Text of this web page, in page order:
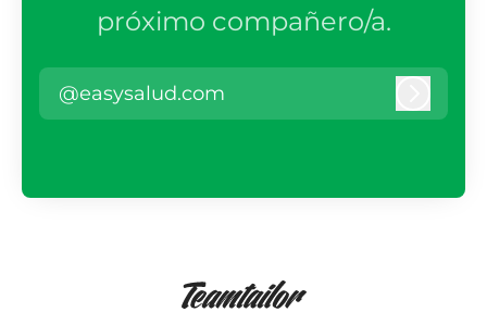
próximo compañero/a.
@easysalud.com